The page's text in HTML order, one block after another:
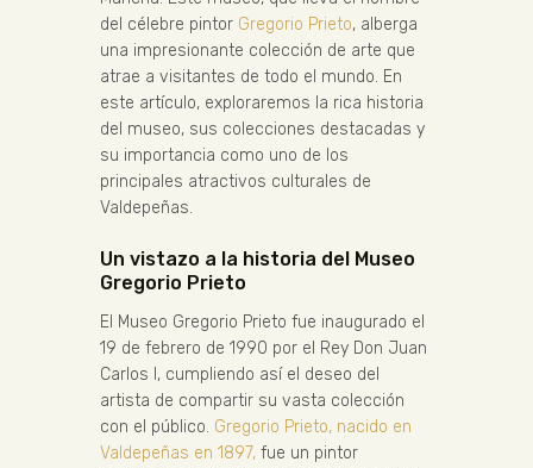
del célebre pintor Gregorio Prieto, alberga
una impresionante colección de arte que
atrae a visitantes de todo el mundo. En
este artículo, exploraremos la rica historia
del museo, sus colecciones destacadas y
su importancia como uno de los
principales atractivos culturales de
Valdepeñas.
Un vistazo a la historia del Museo
Gregorio Prieto
El Museo Gregorio Prieto fue inaugurado el
19 de febrero de 1990 por el Rey Don Juan
Carlos I, cumpliendo así el deseo del
artista de compartir su vasta colección
con el público. Gregorio Prieto, nacido en
Valdepeñas en 1897, fue un pintor